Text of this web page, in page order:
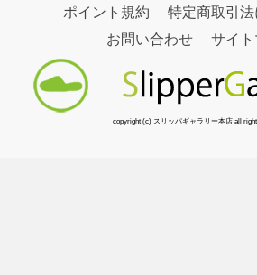
ポイント規約
特定商取引
お問い合わせ
サイ
copyright (c) スリッパギャラリー本店 all